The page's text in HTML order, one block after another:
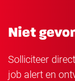
Niet
Solliciteer
job alert en